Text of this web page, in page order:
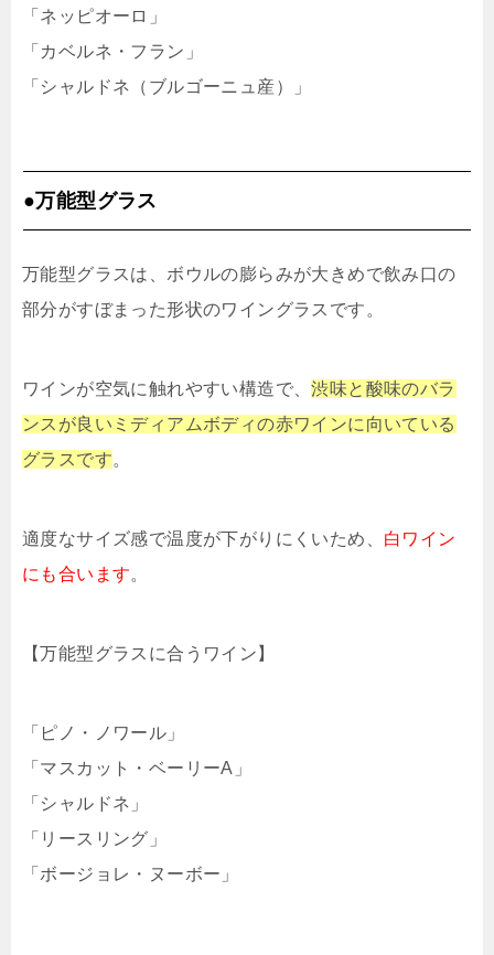
「ネッピオーロ」
「カベルネ・フラン」
「シャルドネ（ブルゴーニュ産）」
●万能型グラス
万能型グラスは、ボウルの膨らみが大きめで飲み口の
部分がすぼまった形状のワイングラスです。
ワインが空気に触れやすい構造で、渋味と酸味のバラ
ンスが良いミディアムボディの赤ワインに向いている
グラスです。
適度なサイズ感で温度が下がりにくいため、 白ワイン
にも合います。
【万能型グラスに合うワイン】
「ピノ・ノワール」
「マスカット・ベーリーA」
「シャルドネ」
「リースリング」
「ボージョレ・ヌーボー」